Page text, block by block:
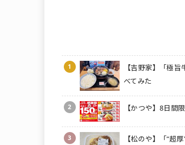
1
【吉野家】「極
べてみた
2 【かつや】8日間
3
【松のや】「“超